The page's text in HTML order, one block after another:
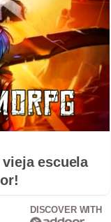
vieja escuela
DISCOVER WITH